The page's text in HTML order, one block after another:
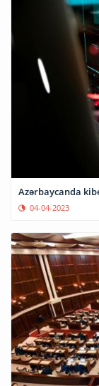
Azərbaycanda
04-04-2023